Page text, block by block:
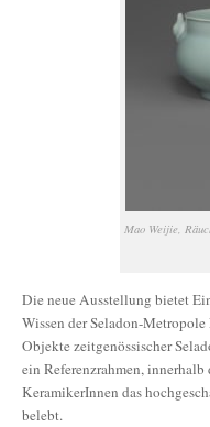
Mao Weijie,
Die neue Ausstellung bietet
Wissen der Seladon-
Objekte zeitgenössischer
ein Referenzrahmen, innerhalb
KeramikerInnen das
belebt.